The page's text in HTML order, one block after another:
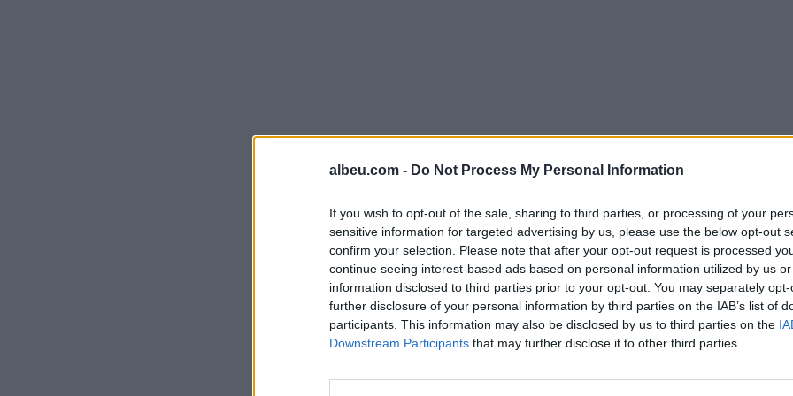
albeu.com - Do Not Process My Personal Information
If you wish to opt-out of the sale, sharing to third parties, or processing of your
sensitive information for targeted advertising by us, please use the below opt-out
confirm your selection. Please note that after your opt-out request is processed
continue seeing interest-based ads based on personal information utilized by us
information disclosed to third parties prior to your opt-out. You may separately
further disclosure of your personal information by third parties on the IAB’s list of
participants. This information may also be disclosed by us to third parties on the
Downstream Participants that may further disclose it to other third parties.